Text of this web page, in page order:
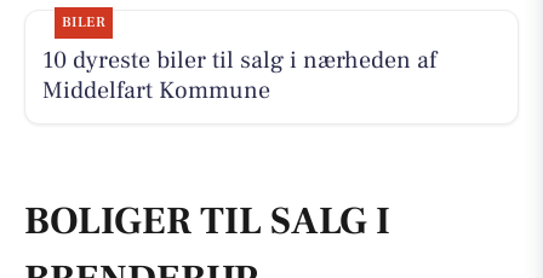
BILER
10 dyreste biler til salg i nærheden af
Middelfart Kommune
BOLIGER TIL SALG I